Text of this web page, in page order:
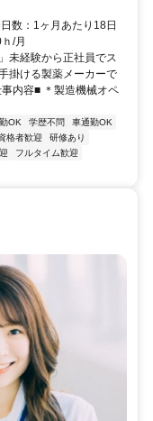
数：1ヶ月あたり18日
/月
未経験から正社員でス
掛ける製薬メーカーで
内容■ ＊製造機械オペ
OK 学歴不問
車通勤OK
格者歓迎
研修あり
フルタイム歓迎